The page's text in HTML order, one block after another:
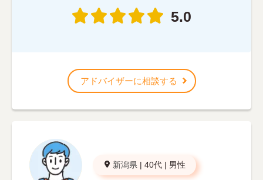
5.0
アドバイザーに相談する
新潟県 | 40代 | 男性